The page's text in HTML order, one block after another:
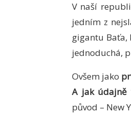
V naší
jedním z
gigantu Baťa,
jednoduchá,
Ovšem jako
A jak údajně
původ – New